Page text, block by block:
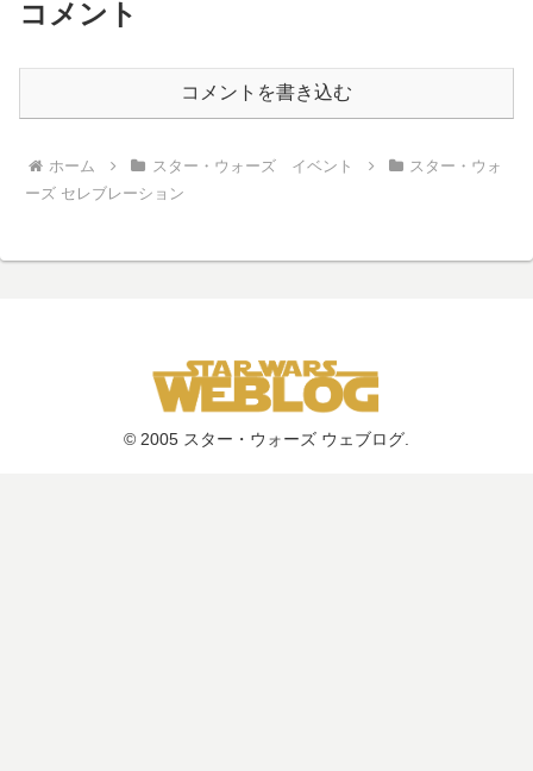
コメント
コメントを書き込む
ホーム スター・ウォーズ イベント
スター・ウォ
ーズ セレブレーション
© 2005 スター・ウォーズ ウェブログ.